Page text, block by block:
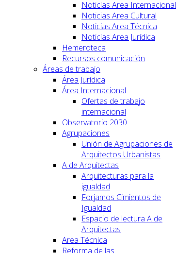
Noticias Area Internacional
Noticias Area Cultural
Noticias Area Técnica
Noticias Area Jurídica
Hemeroteca
Recursos comunicación
Áreas de trabajo
Área Jurídica
Área Internacional
Ofertas de trabajo
internacional
Observatorio 2030
Agrupaciones
Unión de Agrupaciones de
Arquitectos Urbanistas
A de Arquitectas
Arquitecturas para la
igualdad
Forjamos Cimientos de
Igualdad
Espacio de lectura A de
Arquitectas
Area Técnica
Reforma de las